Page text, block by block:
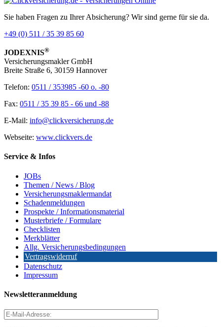
Sie haben Fragen zu Ihrer Absicherung? Wir sind gerne für sie da.
+49 (0) 511 / 35 39 85 60
JODEXNIS®
Versicherungsmakler GmbH
Breite Straße 6, 30159 Hannover
Telefon: 0511 / 353985 -60 o. -80
Fax: 0511 / 35 39 85 - 66 und -88
E-Mail: info@clickversicherung.de
Webseite: www.clickvers.de
Service & Infos
JOBs
Themen / News / Blog
Versicherungsmaklermandat
Schadenmeldungen
Prospekte / Informationsmaterial
Musterbriefe / Formulare
Checklisten
Merkblätter
Allg. Versicherungsbedingungen
Vertragswiderruf
Datenschutz
Impressum
Newsletteranmeldung